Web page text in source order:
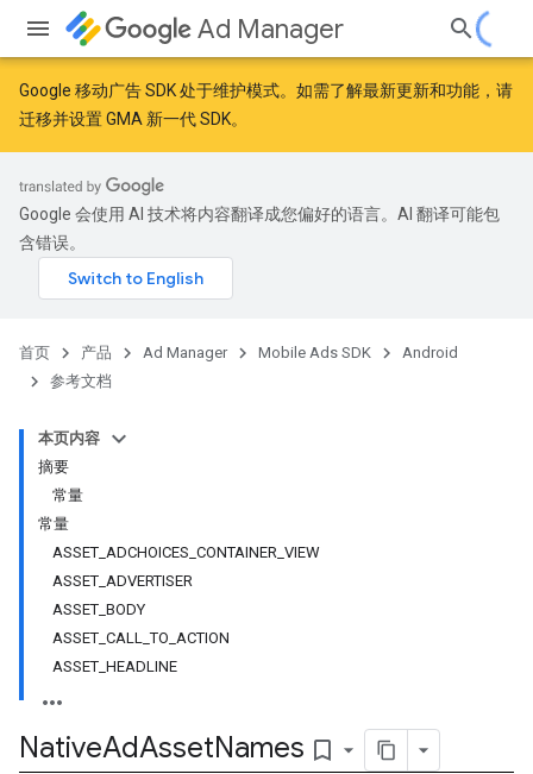
Ad Manager
Google 移动广告 SDK 处于维护模式。如需了解最新更新和功能，请
迁移并设置 GMA 新一代 SDK。
Google 会使用 AI 技术将内容翻译成您偏好的语言。AI 翻译可能包
含错误。
首页 产品 Ad Manager Mobile Ads SDK
Android
参考文档
本页内容
摘要
常量
常量
ASSET_ADCHOICES_CONTAINER_VIEW
ASSET_ADVERTISER
ASSET_BODY
ASSET_CALL_TO_ACTION
ASSET_HEADLINE
NativeAdAssetNames bookmark_border